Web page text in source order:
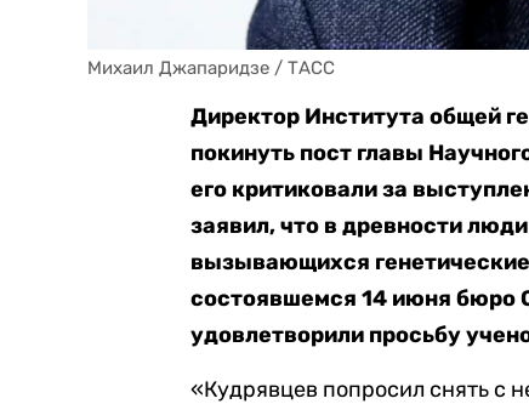
Михаил Джапаридзе / ТАСС
Директор Института общей
покинуть пост главы
его критиковали за
заявил, что в древности
вызывающихся
состоявшемся 14 июня бюро
удовлетворили просьбу
«Кудрявцев попросил снять с